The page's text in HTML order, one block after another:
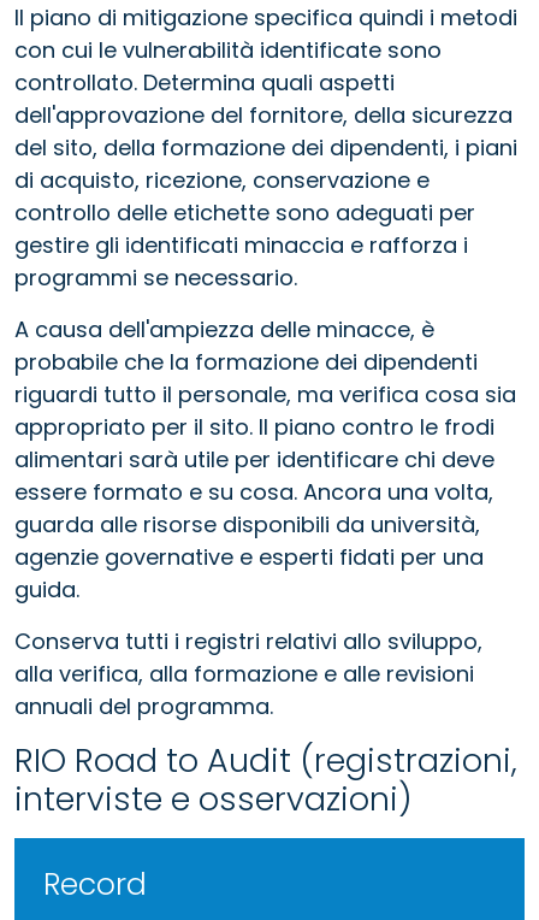
Il piano di mitigazione specifica quindi i metodi
con cui le vulnerabilità identificate sono
controllato. Determina quali aspetti
dell'approvazione del fornitore, della sicurezza
del sito, della formazione dei dipendenti, i piani
di acquisto, ricezione, conservazione e
controllo delle etichette sono adeguati per
gestire gli identificati minaccia e rafforza i
programmi se necessario.
A causa dell'ampiezza delle minacce, è
probabile che la formazione dei dipendenti
riguardi tutto il personale, ma verifica cosa sia
appropriato per il sito. Il piano contro le frodi
alimentari sarà utile per identificare chi deve
essere formato e su cosa. Ancora una volta,
guarda alle risorse disponibili da università,
agenzie governative e esperti fidati per una
guida.
Conserva tutti i registri relativi allo sviluppo,
alla verifica, alla formazione e alle revisioni
annuali del programma.
RIO Road to Audit (registrazioni,
interviste e osservazioni)
Record